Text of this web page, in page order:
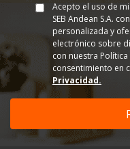
Acepto el uso de
SEB Andean S.A.
personalizada y
electrónico sobre
con nuestra
consentimiento en
Privacidad.